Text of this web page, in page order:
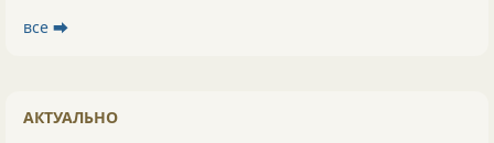
все ⮕
АКТУАЛЬНО